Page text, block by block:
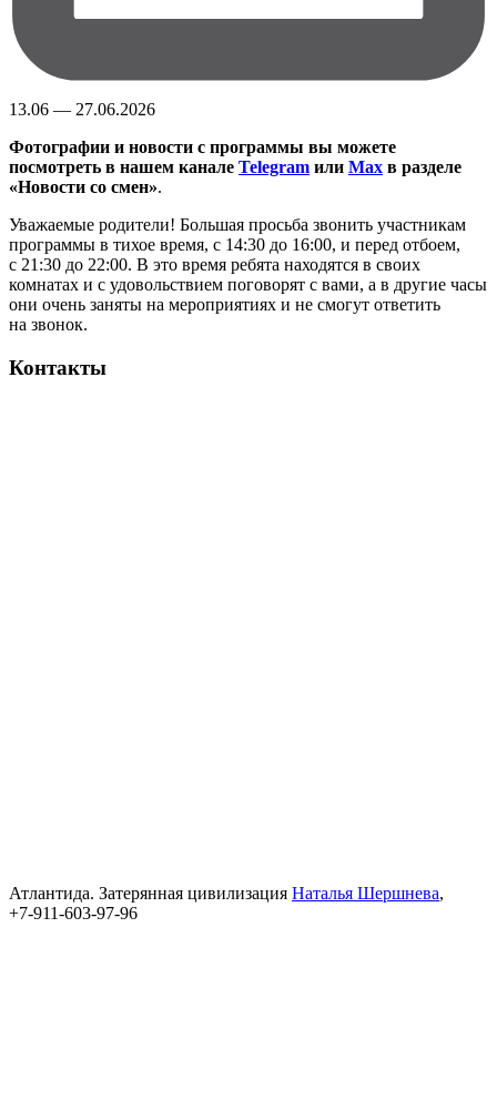
13.06 — 27.06.2026
Фотографии и новости с программы вы можете
посмотреть в нашем канале Telegram или Max в разделе
«Новости со смен».
Уважаемые родители! Большая просьба звонить участникам
программы в тихое время, с 14:30 до 16:00, и перед отбоем,
с 21:30 до 22:00. В это время ребята находятся в своих
комнатах и с удовольствием поговорят с вами, а в другие часы
они очень заняты на мероприятиях и не смогут ответить
на звонок.
Контакты
Атлантида. Затерянная цивилизация Наталья Шершнева,
+7-911-603-97-96